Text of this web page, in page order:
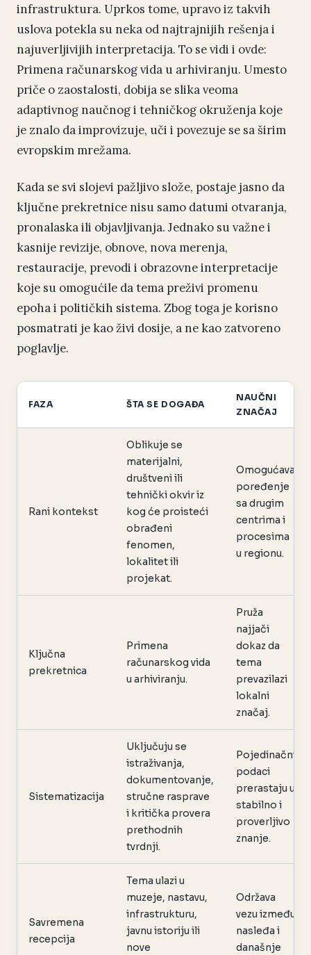
infrastruktura. Uprkos tome, upravo iz takvih
uslova potekla su neka od najtrajnijih rešenja i
najuverljivijih interpretacija. To se vidi i ovde:
Primena računarskog vida u arhiviranju. Umesto
priče o zaostalosti, dobija se slika veoma
adaptivnog naučnog i tehničkog okruženja koje
je znalo da improvizuje, uči i povezuje se sa širim
evropskim mrežama.
Kada se svi slojevi pažljivo slože, postaje jasno da
ključne prekretnice nisu samo datumi otvaranja,
pronalaska ili objavljivanja. Jednako su važne i
kasnije revizije, obnove, nova merenja,
restauracije, prevodi i obrazovne interpretacije
koje su omogućile da tema preživi promenu
epoha i političkih sistema. Zbog toga je korisno
posmatrati je kao živi dosije, a ne kao zatvoreno
poglavlje.
FAZA ŠTA SE DOGAĐA
NAUČNI
ZNAČAJ
Rani kontekst
Oblikuje se
materijalni,
društveni ili
tehnički okvir iz
kog će proisteći
obrađeni
fenomen,
lokalitet ili
projekat.
Omogućava
poređenje
sa drugim
centrima i
procesima
u regionu.
Ključna
prekretnica
Primena
računarskog vida
u arhiviranju.
Pruža
najjači
dokaz da
tema
prevazilazi
lokalni
značaj.
Sistematizacija
Uključuju se
istraživanja,
dokumentovanje,
stručne rasprave
i kritička provera
prethodnih
tvrdnji.
Pojedinačni
podaci
prerastaju u
stabilno i
proverljivo
znanje.
Savremena
recepcija
Tema ulazi u
muzeje, nastavu,
infrastrukturu,
javnu istoriju ili
nove
Održava
vezu između
nasleđa i
današnje